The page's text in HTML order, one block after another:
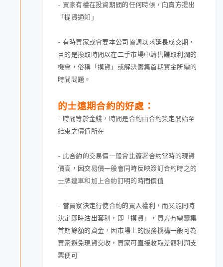
- 買家有權在投資期間的任何時候，向賣方提出
「提貨通知」
- 有時買家或會要本公司協調以求延長成交期，
目的是換取時間以在二手市場中轉售賺取利潤的
機會，俗稱「摸貨」或解決籌集首期資金所需的
時間問題。
的士遠期合約的好處：
- 時間等於金錢，時間是合約由合約簽定開始至
結束之價值所在
- 此合約的交易價一般會比簽署合約當時的現貨
價高，因交易價一般會同時反映簽訂合約時之的
士牌連車和加上合約訂明的時間價值
- 當買家決定行使合約的買入權利，而又能同時
決定即時沽出套利，即「摸貨」，買方冇需籌集
首期餘額的資金，因市場上的服務機構一般可為
買家避免現貨交收，買家可直接收取差額利潤支
票便可